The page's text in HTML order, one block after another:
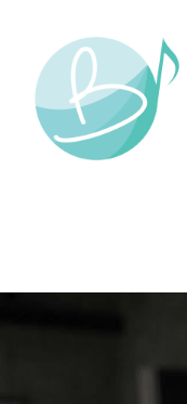
content